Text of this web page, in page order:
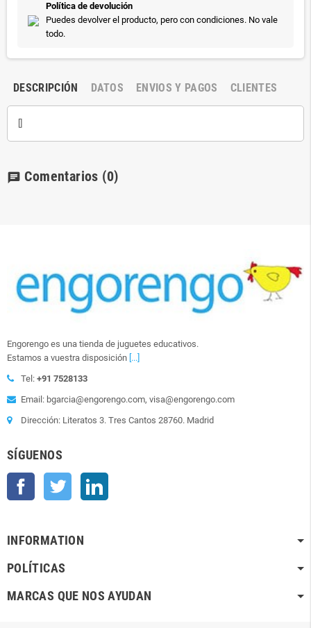
Política de devolución
Puedes devolver el producto, pero con condiciones. No vale
todo.
DESCRIPCIÓN DATOS ENVIOS Y PAGOS CLIENTES
chat Comentarios (0)
Engorengo es una tienda de juguetes educativos.
Estamos a vuestra disposición [...]
Tel: +91 7528133
Email: bgarcia@engorengo.com, visa@engorengo.com
Dirección: Literatos 3. Tres Cantos 28760. Madrid
SÍGUENOS
Facebook Twitter
INFORMATION
POLÍTICAS
MARCAS QUE NOS AYUDAN